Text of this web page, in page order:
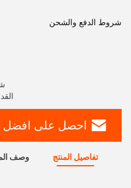
شروط الدفع والشحن
احصل على افضل
تفاصيل المنتج وصف